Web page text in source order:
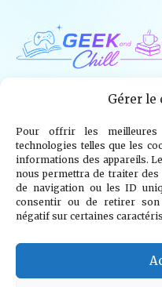
Gérer le
Pour offrir les meilleures
technologies telles que les
informations des appareils.
nous permettra de traiter
de navigation ou les ID
consentir ou de retirer son
négatif sur certaines
Jeux Vidéo Tech
Mangas / BD TV
Wargames